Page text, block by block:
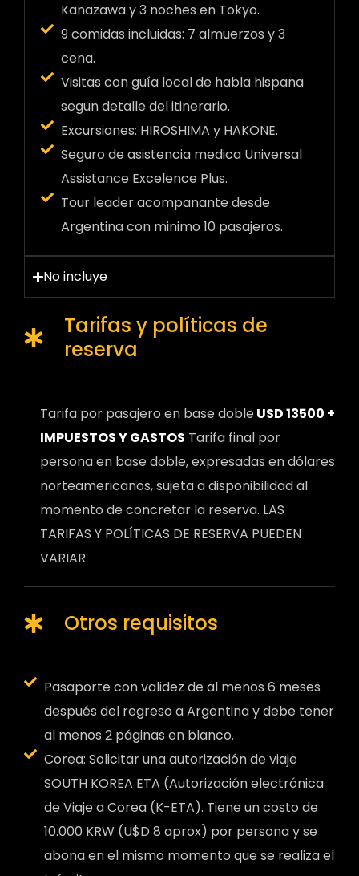
Kanazawa y 3 noches en Tokyo.
9 comidas incluidas: 7 almuerzos y 3
cena.
Visitas con guía local de habla hispana
segun detalle del itinerario.
Excursiones: HIROSHIMA y HAKONE.
Seguro de asistencia medica Universal
Assistance Excelence Plus.
Tour leader acompanante desde
Argentina con minimo 10 pasajeros.
No incluye
Tarifas y políticas de
reserva
Tarifa por pasajero en base dobleUSD 13500 +
IMPUESTOS Y GASTOS Tarifa final por
persona en base doble, expresadas en dólares
norteamericanos, sujeta a disponibilidad al
momento de concretar la reserva. LAS
TARIFAS Y POLÍTICAS DE RESERVA PUEDEN
VARIAR.
Otros requisitos
Pasaporte con validez de al menos 6 meses
después del regreso a Argentina y debe tener
al menos 2 páginas en blanco.
Corea: Solicitar una autorización de viaje
SOUTH KOREA ETA (Autorización electrónica
de Viaje a Corea (K-ETA). Tiene un costo de
10.000 KRW (U$D 8 aprox) por persona y se
abona en el mismo momento que se realiza el